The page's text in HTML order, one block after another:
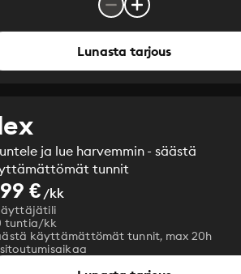
Lunasta tarjous
ja lue harvemmin - säästä
tunnit
€/kk
tuntia/kk
käyttämättömät tunnit, max 20h
sitoutumisaikaa